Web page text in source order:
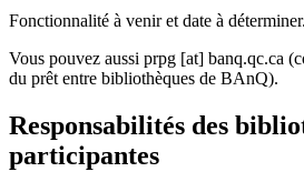
Fonctionnalité à venir et date à déterminer.
Vous pouvez aussi prpg [at] banq.qc.ca
du prêt entre bibliothèques de BAnQ).
Responsabilités des
participantes